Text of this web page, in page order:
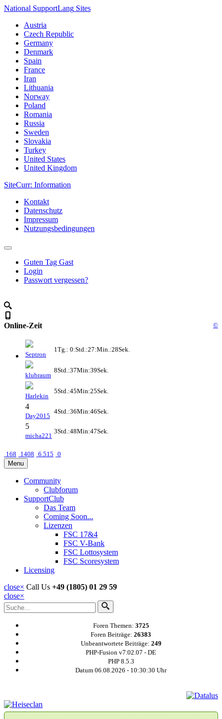
National SupportLang Sites
Austria
Czech Republic
Germany
Denmark
Spain
France
Iran
Lithuania
Norway
Poland
Romania
Russia
Sweden
Slovakia
Turkey
United States
United Kingdom
SiteCurr: Information
Kontakt
Datenschutz
Impressum
Nutzungsbedingungen
Guten Tag Gast
Login
Passwort vergessen?
Online-Zeit ©
Septron
1Tg.: 0:Std.:27:Min.:28Sek.
klubraum
8Std.:37Min:39Sek.
Harlekin
5Std.:45Min:25Sek.
4
Day2015
4Std.:36Min:46Sek.
5
micha221
3Std.:48Min:47Sek.
168 1408 6.515 0
Menu
Community
Clubforum
SupportClub
Das Team
Coming Soon...
Lizenzen
FSC 17&4
FSC V-Bank
FSC Lottosystem
FSC Scoresystem
Licensing
close× Call Us +49 (1805) 01 29 59
close×
Foren Themen: 3725
Foren Beiträge: 26383
Unbeantwortete Beiträge: 249
PHP-Fusion v7.02.07 - DE
PHP 8.5.3
Datum 06.08.2026 - 10:30:31 Uhr